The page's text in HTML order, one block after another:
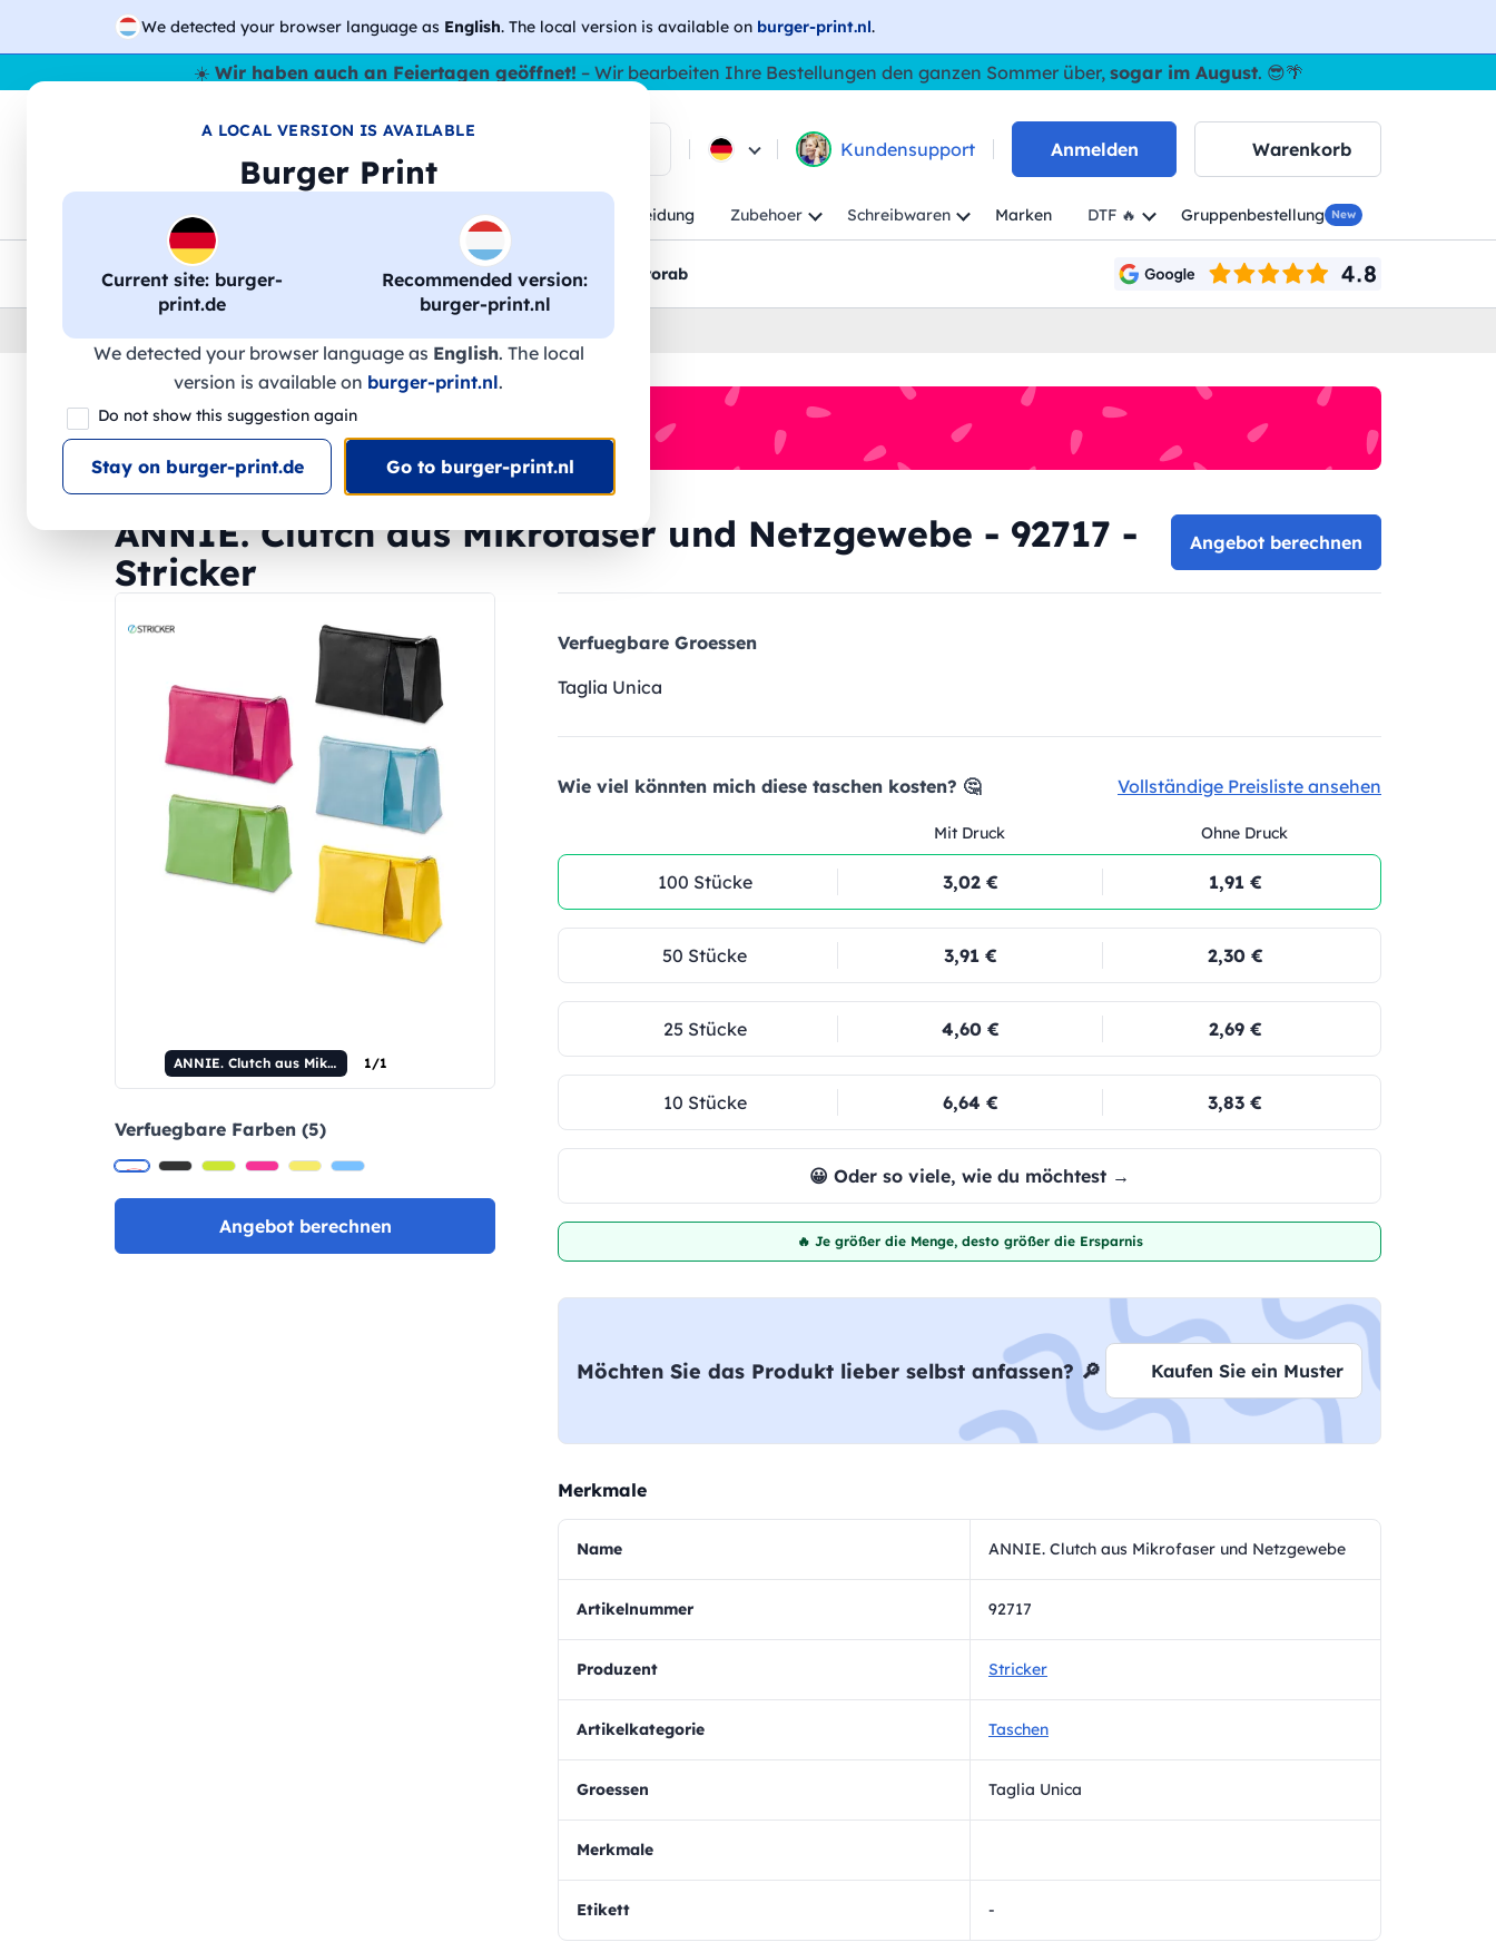
We detected your browser language as English. The local version is available on burger-print.nl.
A LOCAL VERSION IS AVAILABLE
Burger Print
Current site: burger-
print.de
Recommended version:
burger-print.nl
We detected your browser language as English. The local
version is available on burger-print.nl.
Do not show this suggestion again
Stay on burger-print.de Go to burger-print.nl
☀️ Wir haben auch an Feiertagen geöffnet! – Wir bearbeiten Ihre Bestellungen den ganzen Sommer über, sogar im August. 😎🌴
Kundensupport Anmelden Warenkorb
Kind Arbeitskleidung Zubehoer Schreibwaren Marken DTF 🔥 Gruppenbestellung New
EU-weite Lieferung MengenrabattKundensupport Grafikentwürfe vorab
🔥 -30 % DTF-Druck
ANNIE. Clutch aus Mikrofaser und Netzgewebe - 92717 -
Stricker
Angebot berechnen
ANNIE. Clutch aus Mikrofaser und Netzgewebe 1/1
Verfuegbare Farben (5)
Angebot berechnen
Verfuegbare Groessen
Taglia Unica
Wie viel könnten mich diese taschen kosten? 🤔 Vollständige Preisliste ansehen
Mit Druck Ohne Druck
100 Stücke 3,02 € 1,91 €
50 Stücke 3,91 € 2,30 €
25 Stücke 4,60 € 2,69 €
10 Stücke 6,64 € 3,83 €
😀 Oder so viele, wie du möchtest →
🔥 Je größer die Menge, desto größer die Ersparnis
Möchten Sie das Produkt lieber selbst anfassen? 🔎 Kaufen Sie ein Muster
Merkmale
Name ANNIE. Clutch aus Mikrofaser und Netzgewebe
Artikelnummer 92717
Produzent Stricker
Artikelkategorie Taschen
Groessen Taglia Unica
Merkmale
Etikett -